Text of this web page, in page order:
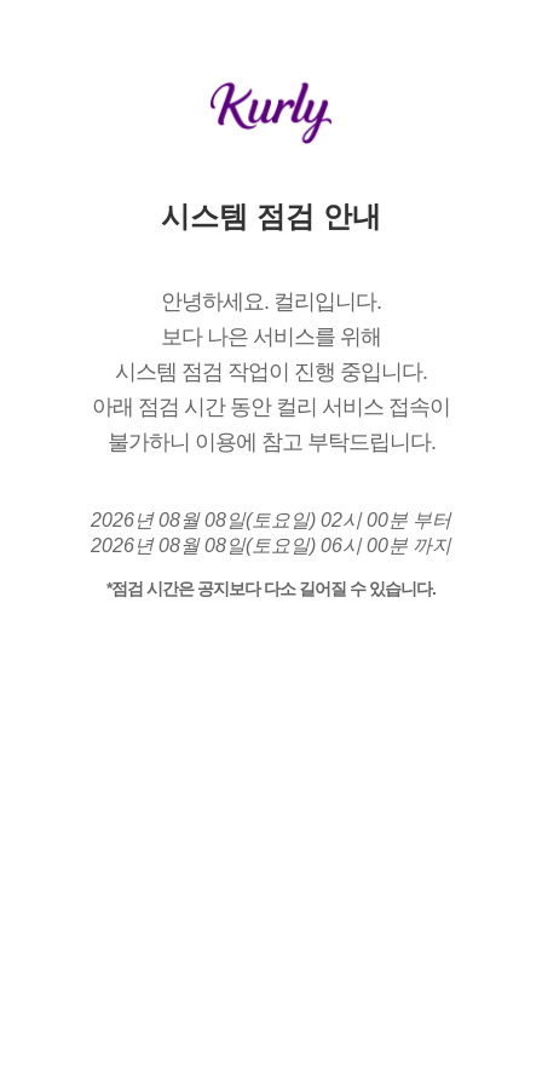
시스템 점검 안내
안녕하세요. 컬리입니다.
보다 나은 서비스를 위해
시스템 점검 작업이 진행 중입니다.
아래 점검 시간 동안 컬리 서비스 접속이
불가하니 이용에 참고 부탁드립니다.
2026년 08월 08일(토요일) 02시 00분 부터
2026년 08월 08일(토요일) 06시 00분 까지
*점검 시간은 공지보다 다소 길어질 수 있습니다.